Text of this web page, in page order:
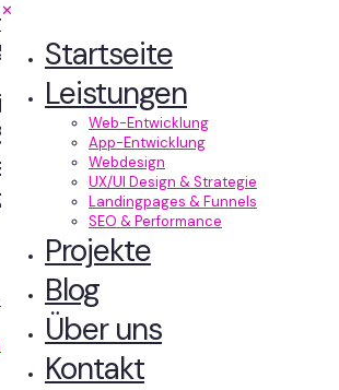
✕
Startseite
Leistungen
Web-Entwicklung
App-Entwicklung
Webdesign
UX/UI Design & Strategie
Landingpages & Funnels
SEO & Performance
Projekte
Blog
Über uns
Kontakt
Erlebnisse,
machen.
designt und
entwickelt.
Code, der performt.